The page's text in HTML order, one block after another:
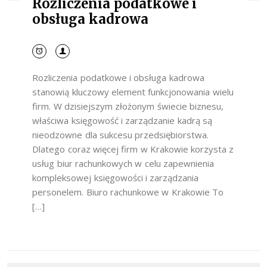
Rozliczenia podatkowe i
obsługa kadrowa
Rozliczenia podatkowe i obsługa kadrowa
stanowią kluczowy element funkcjonowania wielu
firm. W dzisiejszym złożonym świecie biznesu,
właściwa księgowość i zarządzanie kadrą są
nieodzowne dla sukcesu przedsiębiorstwa.
Dlatego coraz więcej firm w Krakowie korzysta z
usług biur rachunkowych w celu zapewnienia
kompleksowej księgowości i zarządzania
personelem. Biuro rachunkowe w Krakowie To
[…]